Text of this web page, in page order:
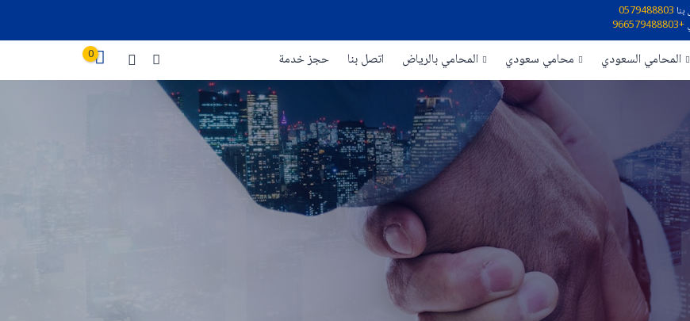
0579488803
+966579488803
المحامي السعودي محامي سعودي المحامي بالرياض اتصل بنا حجز خدمة 0